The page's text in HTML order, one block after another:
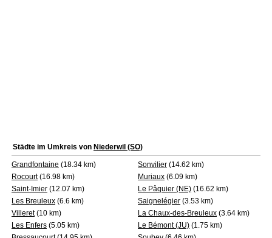
Städte im Umkreis von Niederwil (SO)
Grandfontaine (18.34 km) Sonvilier (14.62 km)
Rocourt(16.98 km) Muriaux (6.09 km)
Saint-Imier (12.07 km) Le Pâquier (NE) (16.62 km)
Les Breuleux (6.6 km) Saignelégier (3.53 km)
Villeret(10 km) La Chaux-des-Breuleux (3.64 km)
Les Enfers (5.05 km) Le Bémont (JU) (1.75 km)